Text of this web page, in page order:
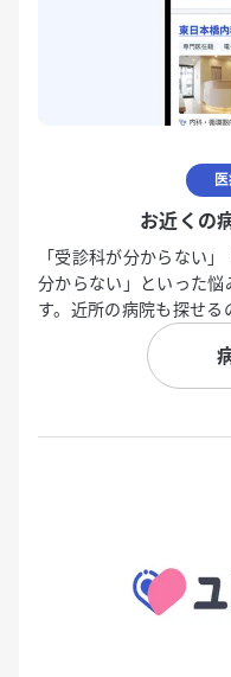
お近くの
「受診科が分からない
分からない」といった
す。近所の病院も探せる